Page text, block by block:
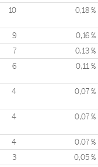
10 0,18 %
9 0,16 %
7 0,13 %
6 0,11 %
4 0,07 %
4 0,07 %
4 0,07 %
3 0,05 %